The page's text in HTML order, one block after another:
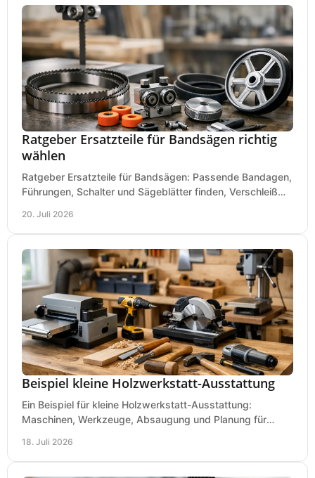
Ratgeber Ersatzteile für Bandsägen richtig
wählen
Ratgeber Ersatzteile für Bandsägen: Passende Bandagen,
Führungen, Schalter und Sägeblätter finden, Verschleiß
20. Juli 2026
Beispiel kleine Holzwerkstatt-Ausstattung
Ein Beispiel für kleine Holzwerkstatt-Ausstattung:
Maschinen, Werkzeuge, Absaugung und Planung für
18. Juli 2026